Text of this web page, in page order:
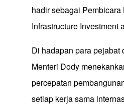
hadir sebagai
Infrastructure Investment
Di hadapan para pejabat
Menteri Dody
percepatan
setiap kerja sama